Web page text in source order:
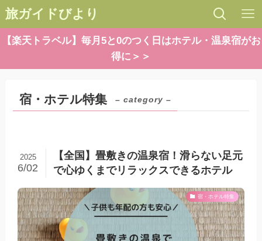
旅ガイドびより
【楽天トラベル】毎月5と0のつく日はホテル・温泉宿がお
得に＞＞
宿・ホテル特集 – category –
【全国】畳敷きの温泉宿！滑らない足元
で心ゆくまでリラックスできるホテル
2025
6/02
宿・ホテル特集